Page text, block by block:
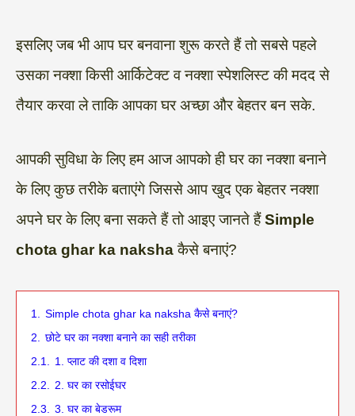
इसलिए जब भी आप घर बनवाना शुरू करते हैं तो सबसे पहले
उसका नक्शा किसी आर्किटेक्ट व नक्शा स्पेशलिस्ट की मदद से
तैयार करवा ले ताकि आपका घर अच्छा और बेहतर बन सके.
आपकी सुविधा के लिए हम आज आपको ही घर का नक्शा बनाने
के लिए कुछ तरीके बताएंगे जिससे आप खुद एक बेहतर नक्शा
अपने घर के लिए बना सकते हैं तो आइए जानते हैंSimple
chota ghar ka nakshaकैसे बनाएं?
1.
Simple chota ghar ka naksha कैसे बनाएं?
2.
छोटे घर का नक्शा बनाने का सही तरीका
2.1.
1. प्लाट की दशा व दिशा
2.2.
2. घर का रसोईघर
2.3.
3. घर का बेडरूम